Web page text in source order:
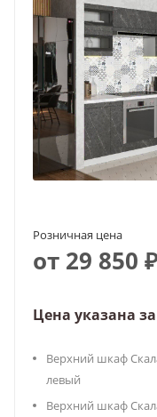
Розничная цена
от 29 850 ₽
Цена указана
Верхний шкаф
левый
Верхний шкаф